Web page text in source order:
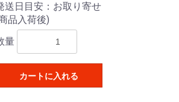
別売り
別売りオ
別売りオ
送日目安：お取り寄せ
品入荷後)
量
カートに入れる